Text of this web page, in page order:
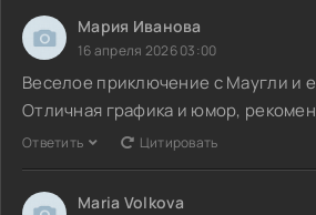
Мария Иванова
16 апреля 2026 03:00
Веселое приключение с Маугли и
Отличная графика и юмор,
Ответить Цитировать
Maria Volkova